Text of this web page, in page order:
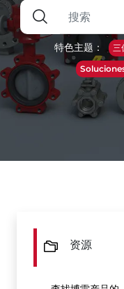
特色主题： 三
资源